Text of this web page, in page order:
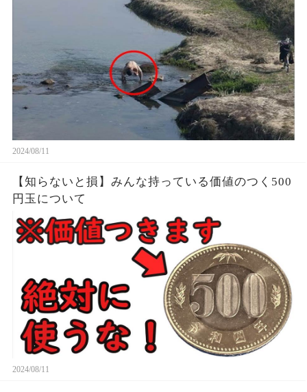
2024/08/11
【知らないと損】みんな持っている価値のつく500
円玉について
2024/08/11